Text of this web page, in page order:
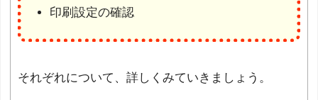
印刷設定の確認
それぞれについて、詳しくみていきましょう。